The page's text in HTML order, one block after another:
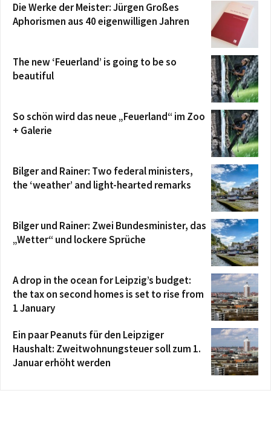
Die Werke der Meister: Jürgen Großes
Aphorismen aus 40 eigenwilligen Jahren
The new ‘Feuerland’ is going to be so
beautiful
So schön wird das neue „Feuerland“ im Zoo
+ Galerie
Bilger and Rainer: Two federal ministers,
the ‘weather’ and light-hearted remarks
Bilger und Rainer: Zwei Bundesminister, das
„Wetter“ und lockere Sprüche
A drop in the ocean for Leipzig’s budget:
the tax on second homes is set to rise from
1 January
Ein paar Peanuts für den Leipziger
Haushalt: Zweitwohnungsteuer soll zum 1.
Januar erhöht werden